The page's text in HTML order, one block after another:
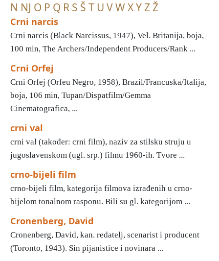
N NJ O P Q R S Š T U VW XYZŽ
Crni narcis
Crni narcis (Black Narcissus, 1947), Vel. Britanija, boja,
100 min, The Archers/Independent Producers/Rank ...
Crni Orfej
Crni Orfej (Orfeu Negro, 1958), Brazil/Francuska/Italija,
boja, 106 min, Tupan/Dispatfilm/Gemma
Cinematografica, ...
crni val
crni val (također: crni film), naziv za stilsku struju u
jugoslavenskom (ugl. srp.) filmu 1960-ih. Tvore ...
crno-bijeli film
crno-bijeli film, kategorija filmova izrađenih u crno-
bijelom tonalnom rasponu. Bili su gl. kategorijom ...
Cronenberg, David
Cronenberg, David, kan. redatelj, scenarist i producent
(Toronto, 1943). Sin pijanistice i novinara ...